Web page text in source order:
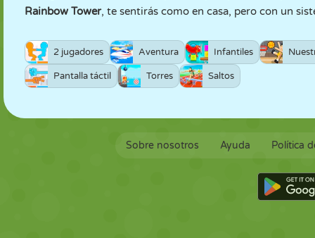
Rainbow Tower, te sentirás como en casa, pero con un
2 jugadores Aventura Infantiles
Pantalla táctil Torres Saltos
Sobre nosotros Ayuda Política